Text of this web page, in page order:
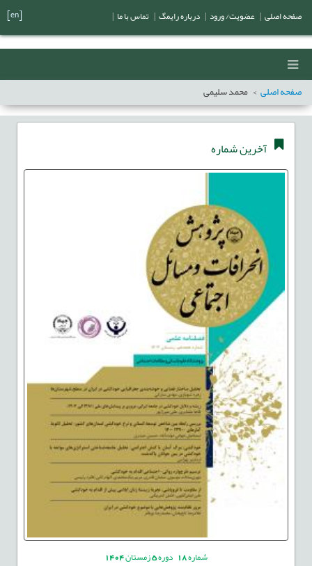
صفحه اصلی محمد سلیمی
آخرین شماره
شماره18 دوره5زمستان1404
صفحه اصلی عضویت/ ورود درباره رایمگ تماس با ما